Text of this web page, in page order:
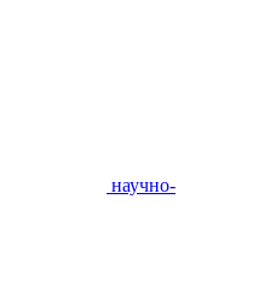
научно-